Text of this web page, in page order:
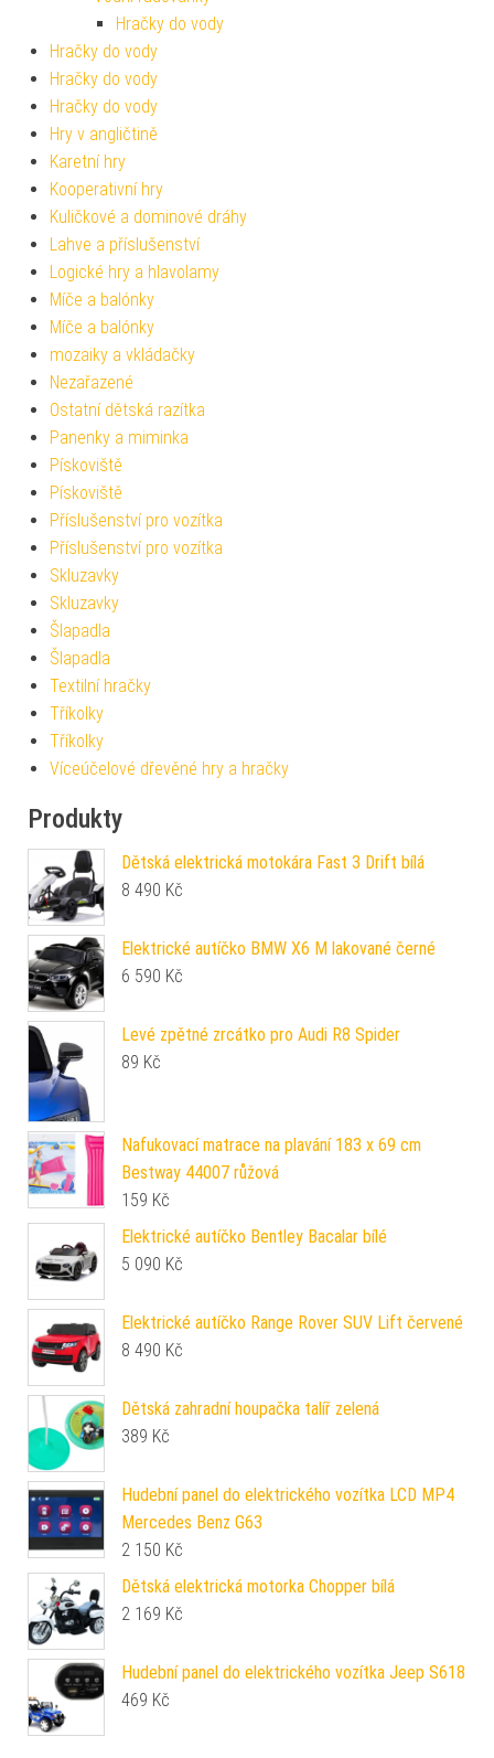
Hračky do vody
Hračky do vody
Hračky do vody
Hračky do vody
Hry v angličtině
Karetní hry
Kooperativní hry
Kuličkové a dominové dráhy
Lahve a příslušenství
Logické hry a hlavolamy
Míče a balónky
Míče a balónky
mozaiky a vkládačky
Nezařazené
Ostatní dětská razítka
Panenky a miminka
Pískoviště
Pískoviště
Příslušenství pro vozítka
Příslušenství pro vozítka
Skluzavky
Skluzavky
Šlapadla
Šlapadla
Textilní hračky
Tříkolky
Tříkolky
Víceúčelové dřevěné hry a hračky
Produkty
Dětská elektrická motokára Fast 3 Drift bílá
8 490 Kč
Elektrické autíčko BMW X6 M lakované černé
6 590 Kč
Levé zpětné zrcátko pro Audi R8 Spider
89 Kč
Nafukovací matrace na plavání 183 x 69 cm
Bestway 44007 růžová
159 Kč
Elektrické autíčko Bentley Bacalar bílé
5 090 Kč
Elektrické autíčko Range Rover SUV Lift červené
8 490 Kč
Dětská zahradní houpačka talíř zelená
389 Kč
Hudební panel do elektrického vozítka LCD MP4
Mercedes Benz G63
2 150 Kč
Dětská elektrická motorka Chopper bílá
2 169 Kč
Hudební panel do elektrického vozítka Jeep S618
469 Kč